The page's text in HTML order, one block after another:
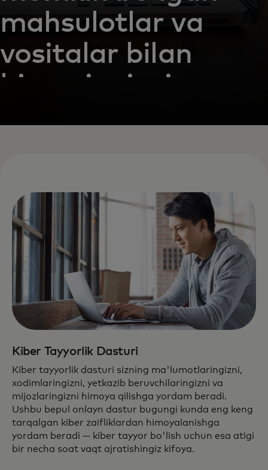
mahsulotlar va
vositalar bilan
biznesingizni
Kiber Tayyorlik Dasturi
Kiber tayyorlik dasturi sizning ma'lumotlaringizni,
xodimlaringizni, yetkazib beruvchilaringizni va
mijozlaringizni himoya qilishga yordam beradi.
Ushbu bepul onlayn dastur bugungi kunda eng keng
tarqalgan kiber zaifliklardan himoyalanishga
yordam beradi — kiber tayyor bo'lish uchun esa atigi
bir necha soat vaqt ajratishingiz kifoya.